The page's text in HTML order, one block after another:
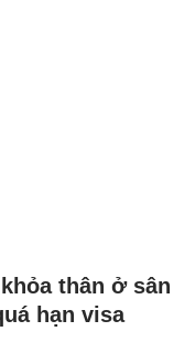
thân ở sân
hạn visa